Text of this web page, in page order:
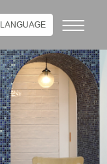
LANGUAGE